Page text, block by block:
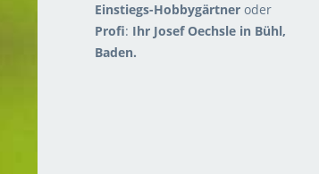
Einstiegs-Hobbygärtner oder
Profi: Ihr Josef Oechsle in Bühl,
Baden.